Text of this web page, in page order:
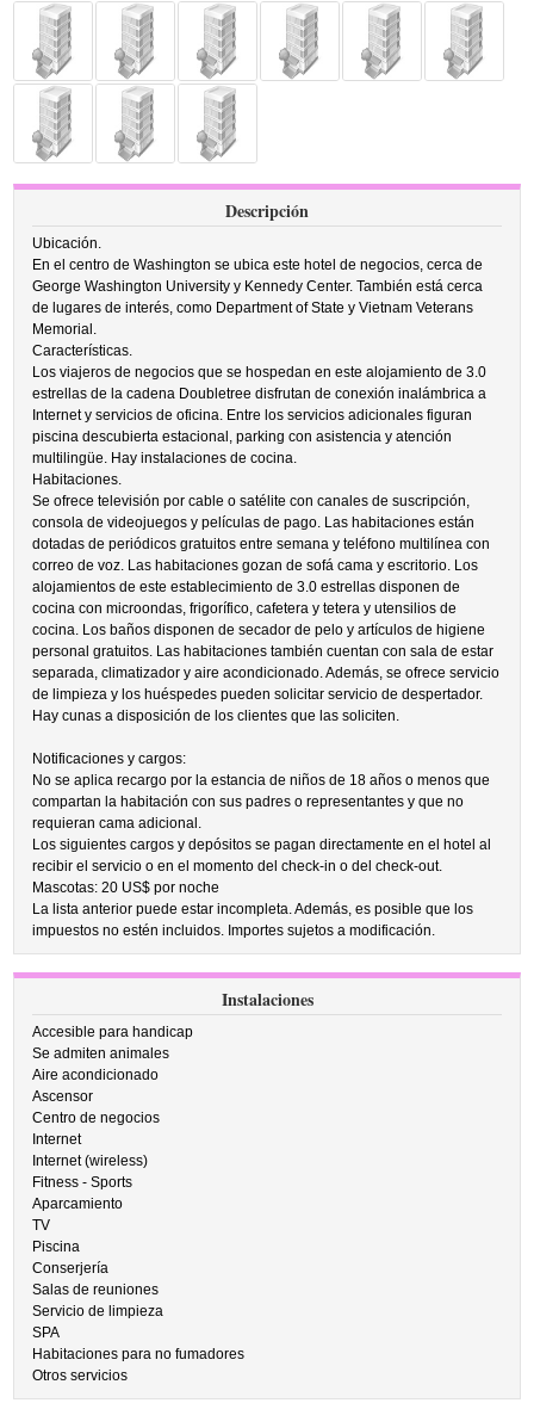
Descripción
Ubicación.
En el centro de Washington se ubica este hotel de negocios, cerca de
George Washington University y Kennedy Center. También está cerca
de lugares de interés, como Department of State y Vietnam Veterans
Memorial.
Características.
Los viajeros de negocios que se hospedan en este alojamiento de 3.0
estrellas de la cadena Doubletree disfrutan de conexión inalámbrica a
Internet y servicios de oficina. Entre los servicios adicionales figuran
piscina descubierta estacional, parking con asistencia y atención
multilingüe. Hay instalaciones de cocina.
Habitaciones.
Se ofrece televisión por cable o satélite con canales de suscripción,
consola de videojuegos y películas de pago. Las habitaciones están
dotadas de periódicos gratuitos entre semana y teléfono multilínea con
correo de voz. Las habitaciones gozan de sofá cama y escritorio. Los
alojamientos de este establecimiento de 3.0 estrellas disponen de
cocina con microondas, frigorífico, cafetera y tetera y utensilios de
cocina. Los baños disponen de secador de pelo y artículos de higiene
personal gratuitos. Las habitaciones también cuentan con sala de estar
separada, climatizador y aire acondicionado. Además, se ofrece servicio
de limpieza y los huéspedes pueden solicitar servicio de despertador.
Hay cunas a disposición de los clientes que las soliciten.
Notificaciones y cargos:
No se aplica recargo por la estancia de niños de 18 años o menos que
compartan la habitación con sus padres o representantes y que no
requieran cama adicional.
Los siguientes cargos y depósitos se pagan directamente en el hotel al
recibir el servicio o en el momento del check-in o del check-out.
Mascotas: 20 US$ por noche
La lista anterior puede estar incompleta. Además, es posible que los
impuestos no estén incluidos. Importes sujetos a modificación.
Instalaciones
Accesible para handicap
Se admiten animales
Aire acondicionado
Ascensor
Centro de negocios
Internet
Internet (wireless)
Fitness - Sports
Aparcamiento
TV
Piscina
Conserjería
Salas de reuniones
Servicio de limpieza
SPA
Habitaciones para no fumadores
Otros servicios